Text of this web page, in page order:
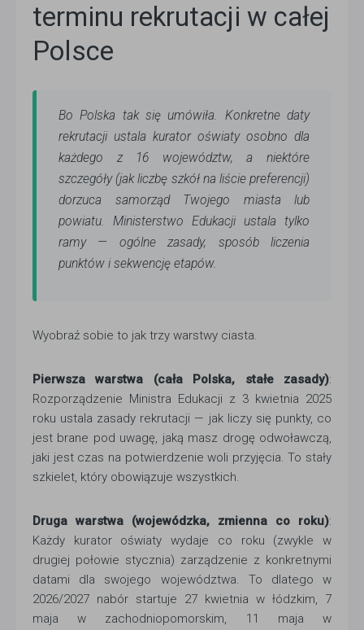
terminu rekrutacji w całej
Polsce
Bo Polska tak się umówiła. Konkretne daty
rekrutacji ustala kurator oświaty osobno dla
każdego z 16 województw, a niektóre
szczegóły (jak liczbę szkół na liście preferencji)
dorzuca samorząd Twojego miasta lub
powiatu. Ministerstwo Edukacji ustala tylko
ramy — ogólne zasady, sposób liczenia
punktów i sekwencję etapów.
Wyobraź sobie to jak trzy warstwy ciasta.
Pierwsza warstwa (cała Polska, stałe zasady):
Rozporządzenie Ministra Edukacji z 3 kwietnia 2025
roku ustala zasady rekrutacji — jak liczy się punkty, co
jest brane pod uwagę, jaką masz drogę odwoławczą,
jaki jest czas na potwierdzenie woli przyjęcia. To stały
szkielet, który obowiązuje wszystkich.
Druga warstwa (wojewódzka, zmienna co roku):
Każdy kurator oświaty wydaje co roku (zwykle w
drugiej połowie stycznia) zarządzenie z konkretnymi
datami dla swojego województwa. To dlatego w
2026/2027 nabór startuje 27 kwietnia w łódzkim, 7
maja w zachodniopomorskim, 11 maja w